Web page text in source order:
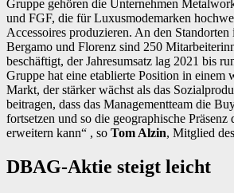
Gruppe gehören die Unternehmen
und FGF, die für Luxusmodemarken
Accessoires produzieren. An den
Bergamo und Florenz sind 250
beschäftigt, der Jahresumsatz lag 2021 bis
Gruppe hat eine etablierte Position in einem
Markt, der stärker wächst als das
beitragen, dass das Managementteam die
fortsetzen und so die geographische Präsenz
erweitern kann“ , so Tom Alzin, Mitglied
DBAG-Aktie steigt leicht